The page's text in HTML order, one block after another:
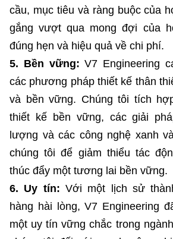
cầu, mục tiêu và ràng buộc của
gắng vượt qua mong đợi của
đúng hẹn và hiệu quả về chi phí.
5. Bền vững: V7 Engineering
các phương pháp thiết kế thân
và bền vững. Chúng tôi tích
thiết kế bền vững, các giải
lượng và các công nghệ xanh
chúng tôi để giảm thiểu tác
thúc đẩy một tương lai bền vững.
6. Uy tín: Với một lịch sử
hàng hài lòng, V7 Engineering
một uy tín vững chắc trong